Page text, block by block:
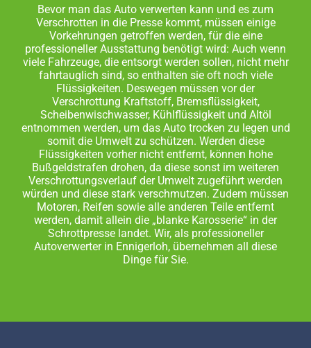
Bevor man das Auto verwerten kann und es zum
Verschrotten in die Presse kommt, müssen einige
Vorkehrungen getroffen werden, für die eine
professioneller Ausstattung benötigt wird: Auch wenn
viele Fahrzeuge, die entsorgt werden sollen, nicht mehr
fahrtauglich sind, so enthalten sie oft noch viele
Flüssigkeiten. Deswegen müssen vor der
Verschrottung Kraftstoff, Bremsflüssigkeit,
Scheibenwischwasser, Kühlflüssigkeit und Altöl
entnommen werden, um das Auto trocken zu legen und
somit die Umwelt zu schützen. Werden diese
Flüssigkeiten vorher nicht entfernt, können hohe
Bußgeldstrafen drohen, da diese sonst im weiteren
Verschrottungsverlauf der Umwelt zugeführt werden
würden und diese stark verschmutzen. Zudem müssen
Motoren, Reifen sowie alle anderen Teile entfernt
werden, damit allein die „blanke Karosserie“ in der
Schrottpresse landet. Wir, als professioneller
Autoverwerter in Ennigerloh, übernehmen all diese
Dinge für Sie.